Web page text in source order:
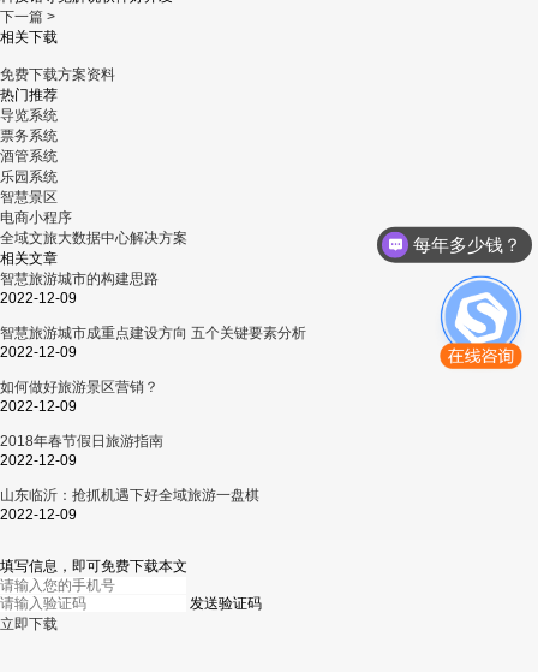
下一篇 >
相关下载
免费下载方案资料
热门推荐
导览系统
票务系统
酒管系统
乐园系统
智慧景区
电商小程序
全域文旅大数据中心解决方案
相关文章
智慧旅游城市的构建思路
2022-12-09
智慧旅游城市成重点建设方向 五个关键要素分析
2022-12-09
如何做好旅游景区营销？
2022-12-09
2018年春节假日旅游指南
2022-12-09
山东临沂：抢抓机遇下好全域旅游一盘棋
2022-12-09
填写信息，即可免费下载本文
发送验证码
立即下载
每年多少钱？